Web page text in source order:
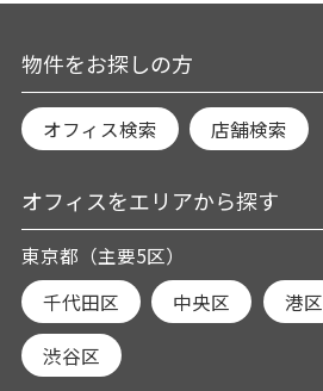
物件をお探しの方
オフィス検索 店舗検索
オフィスをエリアから探す
東京都（主要5区）
千代田区
中央区 港区
渋谷区